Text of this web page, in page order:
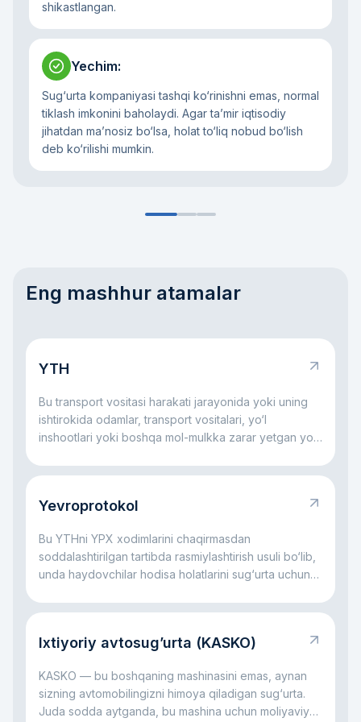
shikastlangan.
Yechim:
Sug‘urta kompaniyasi tashqi ko‘rinishni emas, normal
tiklash imkonini baholaydi. Agar ta’mir iqtisodiy
jihatdan ma’nosiz bo‘lsa, holat to‘liq nobud bo‘lish
deb ko‘rilishi mumkin.
Eng mashhur atamalar
YTH
Bu transport vositasi harakati jarayonida yoki uning
ishtirokida odamlar, transport vositalari, yo‘l
inshootlari yoki boshqa mol-mulkka zarar yetgan yo‘l
Yevroprotokol
Bu YTHni YPX xodimlarini chaqirmasdan
soddalashtirilgan tartibda rasmiylashtirish usuli bo‘lib,
unda haydovchilar hodisa holatlarini sug‘urta uchun
Ixtiyoriy avtosug’urta (KASKO)
KASKO — bu boshqaning mashinasini emas, aynan
sizning avtomobilingizni himoya qiladigan sug‘urta.
Juda sodda aytganda, bu mashina uchun moliyaviy